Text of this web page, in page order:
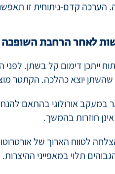
הניתוח
קיום היצרות בשופכה
לאחר הרחבת השופכה
ייתכן דימום קל בשתן.
יוצא כהלכה. הקתטר מוצא לרוב כ-72 שעות
במעקב אורולוגי בהתאם
חוזרות בהמשך.